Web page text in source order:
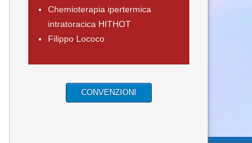
Chemioterapia ipertermica
intratoracica HITHOT
Filippo Lococo
CONVENZIONI